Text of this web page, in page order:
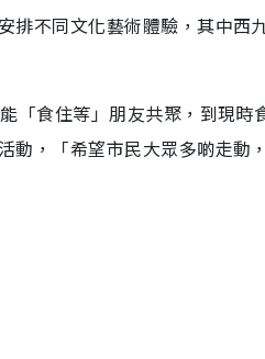
排不同文化藝術體驗，其中西
「食住等」朋友共聚，到現時
，「希望市民大眾多啲走動，